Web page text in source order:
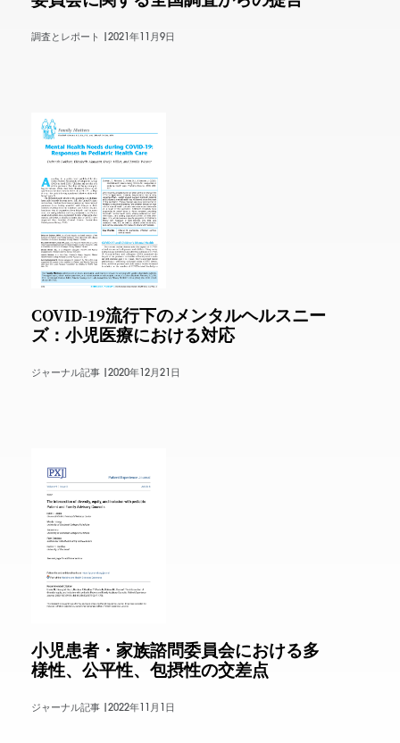
調査とレポート | 2021年11月9日
COVID-19流行下のメンタルヘルスニー
ズ：小児医療における対応
ジャーナル記事 | 2020年12月21日
小児患者・家族諮問委員会における多
様性、公平性、包摂性の交差点
ジャーナル記事 | 2022年11月1日